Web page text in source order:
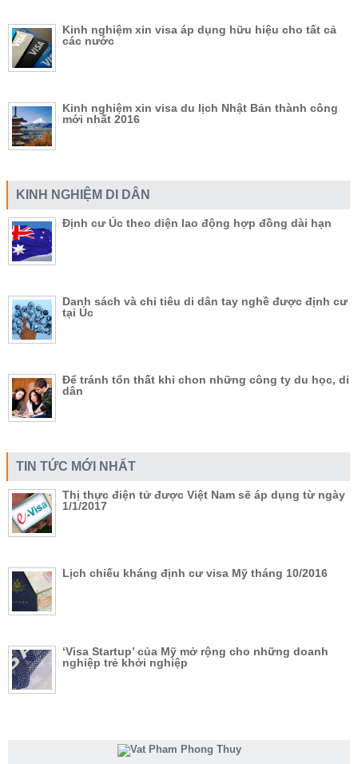
Kinh nghiệm xin visa áp dụng hữu hiệu cho tất cả
các nước
Kinh nghiệm xin visa du lịch Nhật Bản thành công
mới nhất 2016
KINH NGHIỆM DI DÂN
Định cư Úc theo diện lao động hợp đồng dài hạn
Danh sách và chỉ tiêu di dân tay nghề được định cư
tại Úc
Để tránh tổn thất khi chon những công ty du học, di
dân
TIN TỨC MỚI NHẤT
Thị thực điện tử được Việt Nam sẽ áp dụng từ ngày
1/1/2017
Lịch chiếu kháng định cư visa Mỹ tháng 10/2016
‘Visa Startup’ của Mỹ mở rộng cho những doanh
nghiệp trẻ khởi nghiệp